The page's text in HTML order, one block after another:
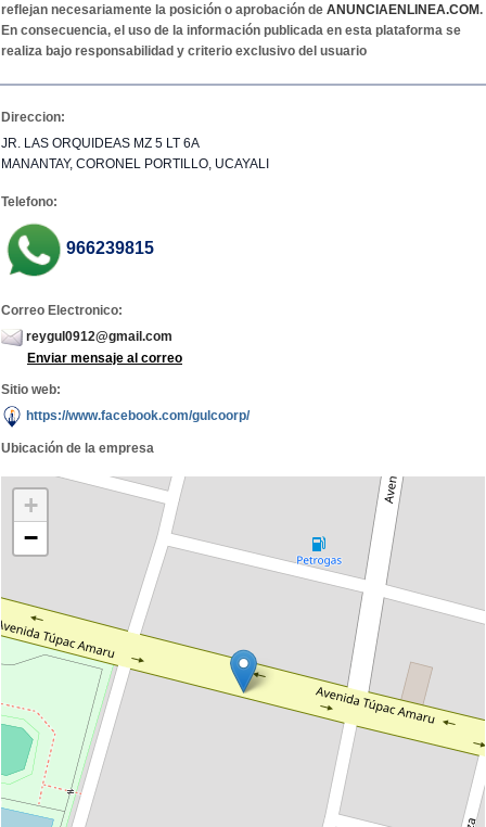
reflejan necesariamente la posición o aprobación de ANUNCIAENLINEA.COM.
En consecuencia, el uso de la información publicada en esta plataforma se
realiza bajo responsabilidad y criterio exclusivo del usuario
Direccion:
JR. LAS ORQUIDEAS MZ 5 LT 6A
MANANTAY, CORONEL PORTILLO, UCAYALI
Telefono:
966239815
Correo Electronico:
reygul0912@gmail.com
Enviar mensaje al correo
Sitio web:
https://www.facebook.com/gulcoorp/
Ubicación de la empresa
+
−